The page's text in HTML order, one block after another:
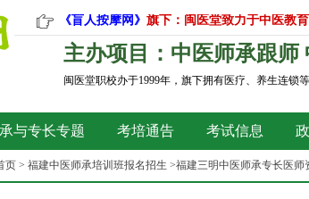
与专长专题 考培通告 考试信息
《盲人按摩网》 旗下：闽医堂致力于中医教
主办项目：中医师承跟师
闽医堂职校办于1999年，旗下拥有医疗、养生连锁
页 > 福建中医师承培训班报名招生 >福建三明中医师承专长医师